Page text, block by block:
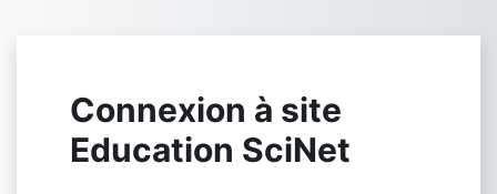
Connexion à site
Education SciNet